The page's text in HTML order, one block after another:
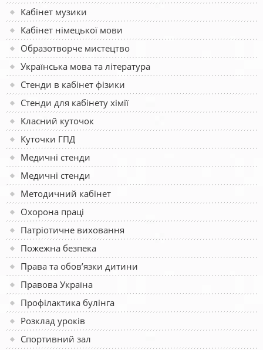
Кабінет музики
Кабінет німецької мови
Образотворче мистецтво
Українська мова та література
Стенди в кабінет фізики
Стенди для кабінету хімії
Класний куточок
Куточки ГПД
Медичні стенди
Медичні стенди
Методичний кабінет
Охорона праці
Патріотичне виховання
Пожежна безпека
Права та обов’язки дитини
Правова Україна
Профілактика булінга
Розклад уроків
Спортивний зал